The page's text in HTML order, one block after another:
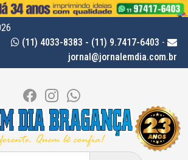
(11) 4033-8383 - (11) 9.7417-6403 -
jornal@jornalemdia.com.br